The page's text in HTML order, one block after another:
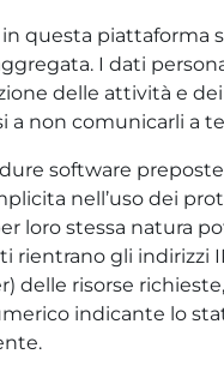
questa piattaforma
I dati
delle attività e
a non comunicarli a
software
nell’uso dei
loro stessa natura
rientrano gli
delle risorse
indicante lo